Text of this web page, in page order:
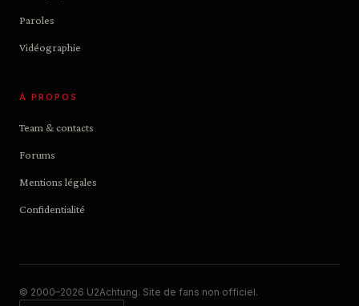
Paroles
Vidéographie
À PROPOS
Team & contacts
Forums
Mentions légales
Confidentialité
© 2000–2026 U2Achtung. Site de fans non officiel.